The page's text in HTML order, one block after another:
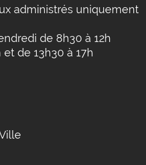
administrés uniquement
de 8h30 à 12h
de 13h30 à 17h